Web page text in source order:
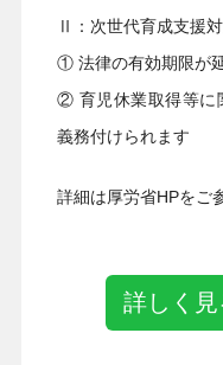
Ⅱ：次世代育成支援
① 法律の有効期限が
② 育児休業取得等に
義務付けられます
詳細は厚労省HPをご
詳しく見